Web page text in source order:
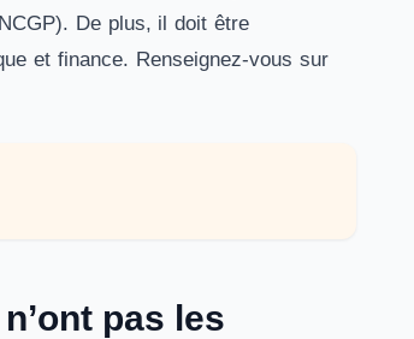
De plus, il doit être
et finance. Renseignez-vous sur
pas les